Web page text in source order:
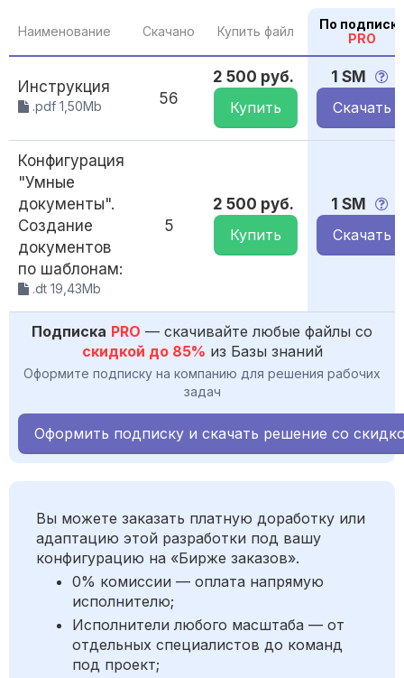
Наименование Скачано Купить файл
По
PRO
Инструкция
.pdf 1,50Mb 56
2 500 руб.
Купить
1 SM
Скачать
Конфигурация
"Умные
документы".
Создание
документов
по шаблонам:
.dt 19,43Mb
5
2 500 руб.
Купить
1 SM
Скачать
Подписка PRO — скачивайте любые файлы со
скидкой до 85% из Базы знаний
Оформите подписку на компанию для решения рабочих
задач
Оформить подписку и скачать решение со
Вы можете заказать платную доработку или
адаптацию этой разработки под вашу
конфигурацию на «Бирже заказов».
0% комиссии — оплата напрямую
исполнителю;
Исполнители любого масштаба — от
отдельных специалистов до команд
под проект;